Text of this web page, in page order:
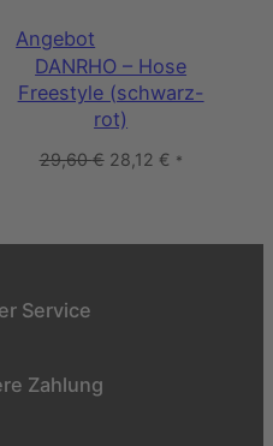
Angebot
im
Angebot
DANRHO – Hose
Freestyle (schwarz-
rot)
29,60€ Ursprünglicher
28,12 € Aktueller
*
Service
Zahlung